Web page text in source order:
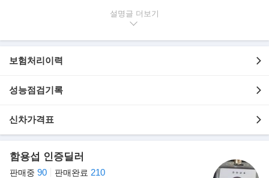
- 인기만점 화이트 바디
- 184마력 2.0L 4기통 엔진 탑재 브랜드 인기 세단
▶BMW 5시리즈 페이스리프트 출시
향상, 운전자 보조 시스템 등 최첨단 기술을 보완한 것이 특징이다.
설명글
보험처리이력
성능점검기록
신차가격표
함용섭 인증딜러
판매중 90 판매완료 210